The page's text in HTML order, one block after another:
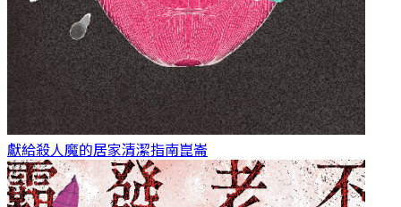
獻給殺人魔的居家清潔指南崑崙